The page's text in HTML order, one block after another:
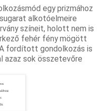
egy prizmához
alkotóelmeire
színeit, holott nem is
fehér fény mögött
A fordított gondolkozás is
azaz sok összetevőre